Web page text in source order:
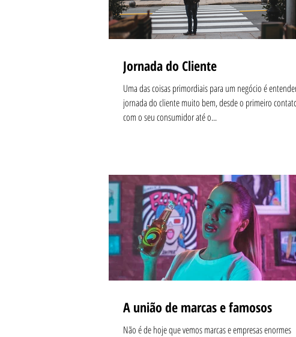
Jornada do Cliente
Uma das coisas primordiais para um negócio é entender a
jornada do cliente muito bem, desde o primeiro contato
com o seu consumidor até o...
A união de marcas e famosos
Não é de hoje que vemos marcas e empresas enormes